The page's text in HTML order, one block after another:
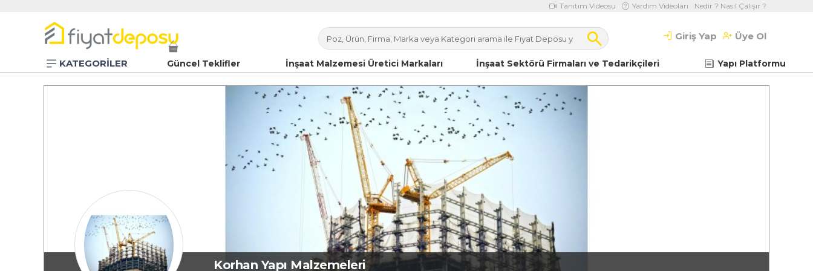
Tanıtım Videosu Yardım Videoları Nedir ? Nasıl Çalışır ?
Giriş Yap Üye Ol
KATEGORİLER Güncel Teklifler İnşaat Malzemesi Üretici Markaları İnşaat Sektörü Firmaları ve Tedarikçileri Yapı Platformu
Korhan Yapı Malzemeleri